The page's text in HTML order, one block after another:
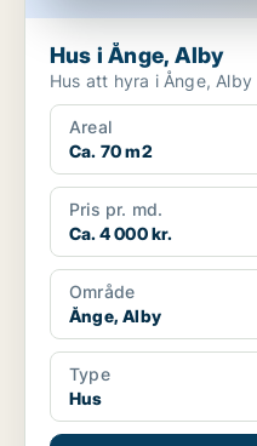
Hus i Ånge, Alby
Areal
Ca. 70 m2
Pris pr. md.
Ca. 4 000 kr.
Område
Ånge, Alby
Type
Hus